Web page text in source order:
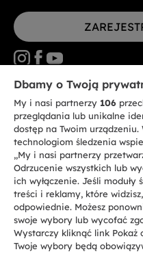
CANDY HOOVER GROUP S.r.I. -
STATUTOWA: Via Comolli, 57 -
SIEDZIBY ADMINISTRACYJNE:
nadanego numeru - 20861
Vimercate (MB) - Włochy - Tel.:
Kapitał zakładowy 35.000.000,00
podatkowej i nr wpisu do
Monza-Brianza-Lodi
Repertorium Ekonomiczno -
Autoryzacja IT AEOF 211870 -
Candy S.p.A.
PL / Polski
Dbamy o Twoją
My i nasi partnerzy 106
przeglądania lub unikalne
dostęp na Twoim
technologiom śledzenia
„My i nasi partnerzy
Odrzucenie wszystkich lub
ich wyłączenie. Jeśli moduły
treści i reklamy, które
odpowiednie. Możesz
swoje wybory lub wycofać
Wystarczy kliknąć link Pokaż
Twoje wybory będą